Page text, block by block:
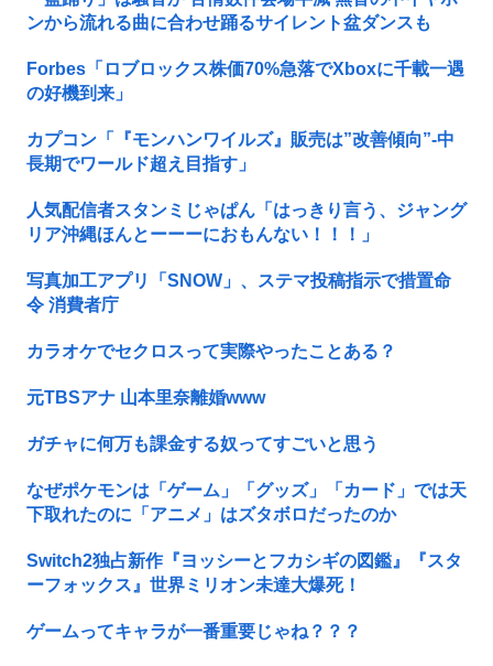
ンから流れる曲に合わせ踊るサイレント盆ダンスも
Forbes「ロブロックス株価70%急落でXboxに千載一遇
の好機到来」
カプコン「『モンハンワイルズ』販売は”改善傾向”-中
長期でワールド超え目指す」
人気配信者スタンミじゃぱん「はっきり言う、ジャング
リア沖縄ほんとーーーにおもんない！！！」
写真加工アプリ「SNOW」、ステマ投稿指示で措置命
令 消費者庁
カラオケでセクロスって実際やったことある？
元TBSアナ 山本里奈離婚www
ガチャに何万も課金する奴ってすごいと思う
なぜポケモンは「ゲーム」「グッズ」「カード」では天
下取れたのに「アニメ」はズタボロだったのか
Switch2独占新作『ヨッシーとフカシギの図鑑』『スタ
ーフォックス』世界ミリオン未達大爆死！
ゲームってキャラが一番重要じゃね？？？